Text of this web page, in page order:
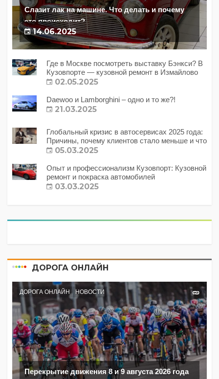
Слазит лак на машине. Что делать и почему
это происходит?
14.06.2025
Где в Москве посмотреть выставку Бэнкси? В
Кузовпорте — кузовной ремонт в Измайлово
02.05.2025
Daewoo и Lamborghini – одно и то же?!
21.03.2025
Глобальный кризис в автосервисах 2025 года:
Причины, почему клиентов стало меньше и что
с этим делать?
05.03.2025
Опыт и профессионализм Кузовпорт: Кузовной
ремонт и покраска автомобилей
03.03.2025
ДОРОГА ОНЛАЙН
ДОРОГА ОНЛАЙН НОВОСТИ
Перекрытие движения 8 и 9 августа 2026 года